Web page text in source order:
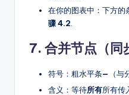
在你的图表中：下方的
骤 4.2
7. 合并节点（同
符号：粗水平条—
（
含义：等待所有所有传